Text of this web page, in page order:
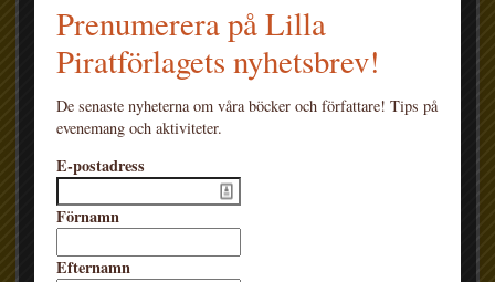
I skåpen ska man hänga sina kläder. Sen måste man duscha och
Prenumerera på Lilla
Piratförlagets nyhetsbrev!
De senaste nyheterna om våra böcker och författare! Tips på
evenemang och aktiviteter.
E-postadress
Förnamn
Efternamn